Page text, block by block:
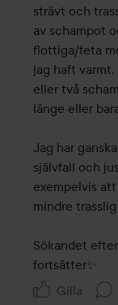
strävt och
av schampot
flottiga/feta
jag haft
eller två
länge eller
Jag har
självfall och
exempelvis
mindre trasslig
Sökandet
fortsätter✨
Gilla